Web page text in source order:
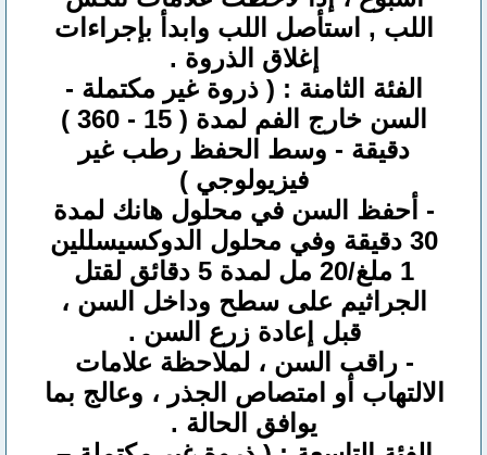
اللب , استأصل اللب وابدأ بإجراءات
إغلاق الذروة .
الفئة الثامنة : ( ذروة غير مكتملة -
السن خارج الفم لمدة ( 15 - 360 )
دقيقة - وسط الحفظ رطب غير
فيزيولوجي )
- أحفظ السن في محلول هانك لمدة
30 دقيقة وفي محلول الدوكسيسللين
1 ملغ/20 مل لمدة 5 دقائق لقتل
الجراثيم على سطح وداخل السن ،
قبل إعادة زرع السن .
- راقب السن ، لملاحظة علامات
الالتهاب أو امتصاص الجذر ، وعالج بما
يوافق الحالة .